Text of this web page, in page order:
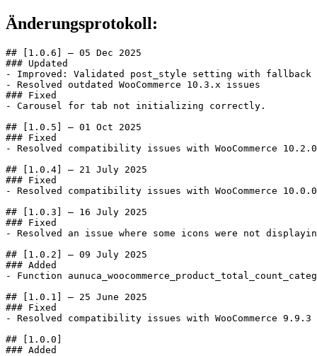
Änderungsprotokoll:
## [1.0.6] – 05 Dec 2025
### Updated
- Improved: Validated post_style setting with
- Resolved outdated WooCommerce 10.3.x issues
### Fixed
- Carousel for tab not initializing correctly.
## [1.0.5] – 01 Oct 2025
### Fixed
- Resolved compatibility issues with WooCommerce 10.2.0
## [1.0.4] – 21 July 2025
### Fixed
- Resolved compatibility issues with WooCommerce 10.0.0
## [1.0.3] – 16 July 2025
### Fixed
- Resolved an issue where some icons were not
## [1.0.2] – 09 July 2025
### Added
- Function
## [1.0.1] – 25 June 2025
### Fixed
- Resolved compatibility issues with WooCommerce 9.9.3
## [1.0.0]
### Added